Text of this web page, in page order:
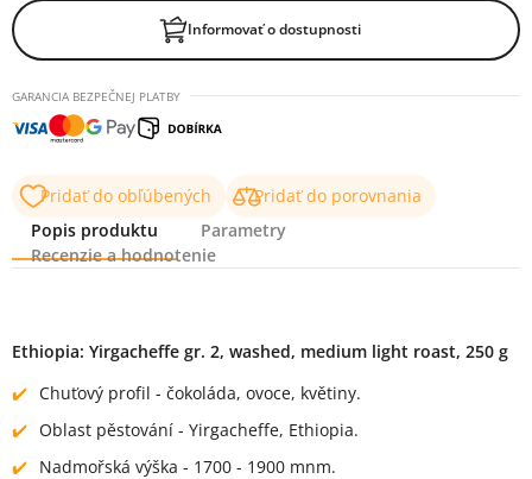
Informovať o dostupnosti
GARANCIA BEZPEČNEJ PLATBY
Pridať do obľúbených
Pridať do porovnania
Popis produktu
Parametry
Recenzie a hodnotenie
Ethiopia: Yirgacheffe gr. 2, washed, medium light roast, 250 g
Chuťový profil - čokoláda, ovoce, květiny.
Oblast pěstování - Yirgacheffe, Ethiopia.
Nadmořská výška - 1700 - 1900 mnm.